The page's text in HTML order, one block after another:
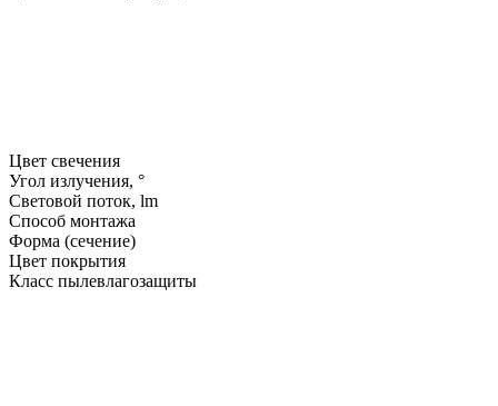
Цвет свечения
Угол излучения, °
Световой поток, lm
Способ монтажа
Форма (сечение)
Цвет покрытия
Класс пылевлагозащиты